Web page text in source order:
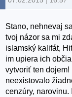
Stano, nehnevaj
tvoj názor sa mi
islamský kalifát,
im upiera ich
vytvoriť ten
neexistovalo
cenzúry,